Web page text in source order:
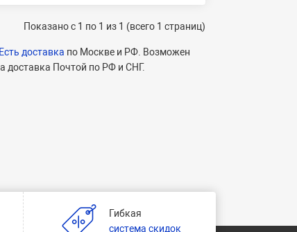
Показано с 1 по 1 из 1 (всего 1 страниц)
Есть доставка по Москве и РФ. Возможен
доставка Почтой по РФ и СНГ.
Гибкая
система скидок